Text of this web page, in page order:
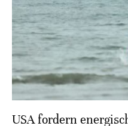
USA fordern